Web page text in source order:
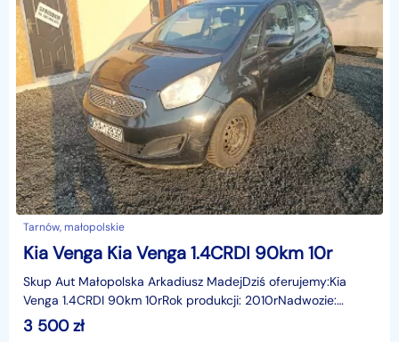
Tarnów, małopolskie
Kia Venga Kia Venga 1.4CRDI 90km 10r
Skup Aut Małopolska Arkadiusz MadejDziś oferujemy:Kia
Venga 1.4CRDI 90km 10rRok produkcji: 2010rNadwozie:
hbLiczba miejsc: 5Skrzynia: ManualPrzebieg: 302974 km
3 500zł